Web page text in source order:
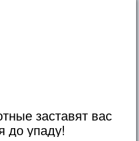
заставят вас
до упаду!